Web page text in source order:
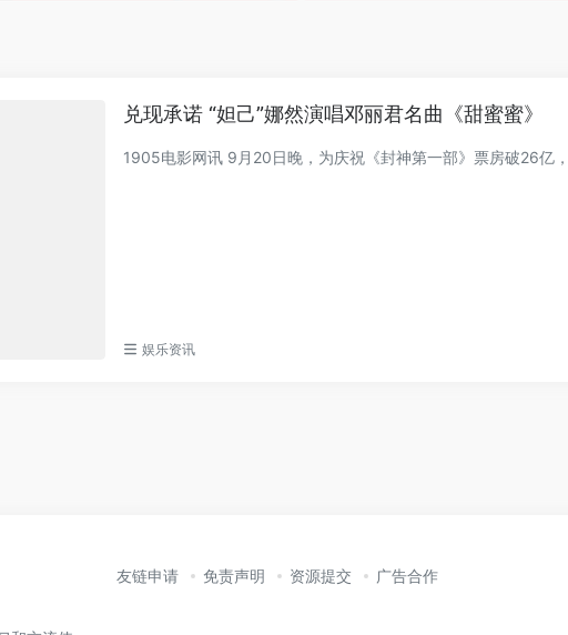
兑现承诺 “妲己”娜然演唱邓丽君名曲《甜蜜蜜》
1905电影网讯 9月20日晚，为庆祝《封神第一部》票房破26亿
娱乐资讯
友链申请 免责声明 资源提交 广告合作